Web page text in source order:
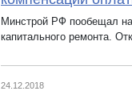
Минстрой РФ пообещал
капитального ремонта.
24.12.2018